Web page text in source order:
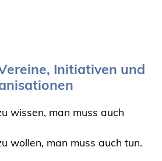
Initiativen und
wissen, man muss auch
wollen, man muss auch tun.